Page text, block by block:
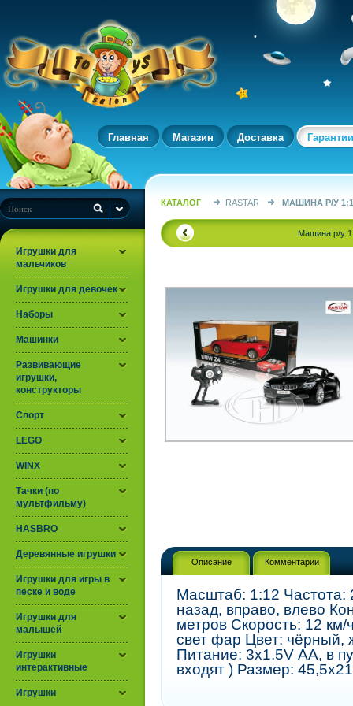
Главная Магазин Доставка Гарантии
Игрушки для
мальчиков
Игрушки для девочек
Наборы
Машинки
Развивающие
игрушки,
конструкторы
Спорт
LEGO
WINX
Тачки (по
мультфильму)
HASBRO
Деревянные игрушки
Игрушки для игры в
песке и воде
Игрушки для
малышей
Игрушки
интерактивные
Игрушки
КАТАЛОГ RASTAR МАШИНА Р/У
Машина р/у
Описание Комментарии
Масштаб: 1:12 Частота:
назад, вправо, влево
метров Скорость: 12
свет фар Цвет:
Питание: 3x1.5V АА, в
входят ) Размер: